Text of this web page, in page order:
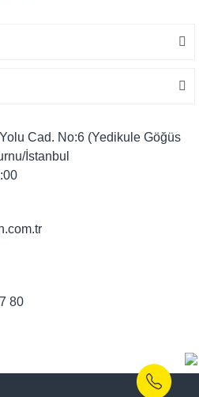
Yolu Cad. No:6 (Yedikule Göğüs
İstanbul
80